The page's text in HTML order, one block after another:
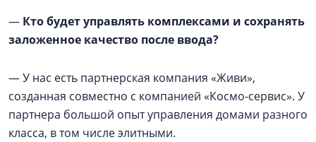
— Кто будет управлять комплексами и сохранять
заложенное качество после ввода?
— У нас есть партнерская компания «Живи»,
созданная совместно с компанией «Космо-сервис». У
партнера большой опыт управления домами разного
класса, в том числе элитными.